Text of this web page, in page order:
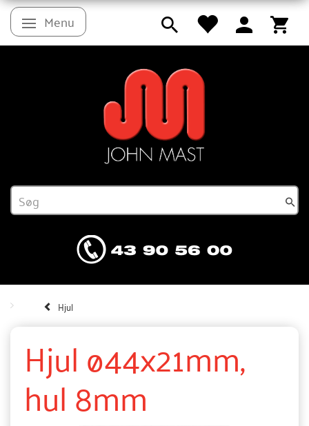
Skifte navigation
Menu
Hjul
Hjul ø44x21mm,
hul 8mm